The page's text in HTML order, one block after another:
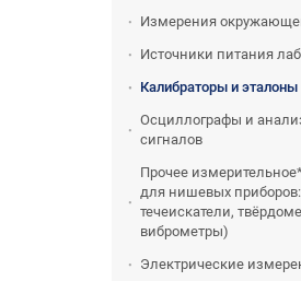
Измерения
Источники питания
Калибраторы и эталоны
Осциллографы и
сигналов
Прочее
для нишевых приборов:
течеискатели,
виброметры)
Электрические